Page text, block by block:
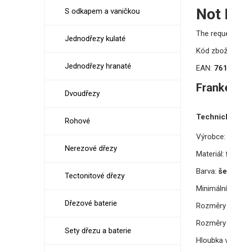
Not
The
Kód
EAN:
Výrobce:
Materiál:
Barva:
Hloubka
S odkapem a vaničkou
Jednodřezy kulaté
Jednodřezy hranaté
Dvoudřezy
Rohové
Nerezové dřezy
Tectonitové dřezy
Dřezové baterie
Sety dřezu a baterie